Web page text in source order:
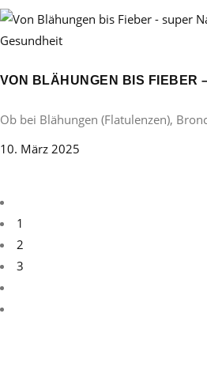
Gesundheit
VON BLÄHUNGEN BIS FIEBER
Ob bei Blähungen (Flatulenzen),
10. März 2025
1
2
3